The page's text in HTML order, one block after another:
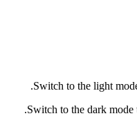
Switch to the light
Switch to the dark mode